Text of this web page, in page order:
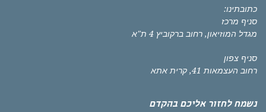
כתובתינו:
סניף מרכז
מגדל המוזיאון, רחוב ברקוביץ 4 ת"א
סניף צפון
רחוב העצמאות 41, קרית אתא
נשמח לחזור אליכם בהקדם